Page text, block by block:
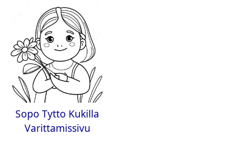
Sopo Tytto Kukilla
Varittamissivu